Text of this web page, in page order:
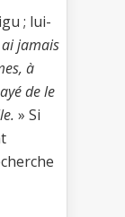
; lui-
ai jamais
à
de le
» Si